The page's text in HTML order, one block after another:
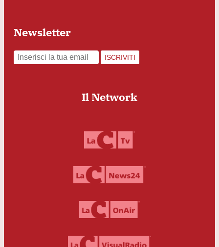
Newsletter
ISCRIVITI
Il Network